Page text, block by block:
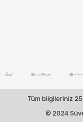
Tüm bilgileriniz
© 2024